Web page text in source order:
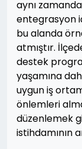
aynı
entegrasyon
bu alanda
atmıştır.
destek
yaşamına
uygun iş
önlemleri
düzenlemek
istihdamının